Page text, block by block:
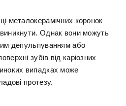
металокерамічних коронок
Однак вони можуть
депульпуванням або
зубів від каріозних
випадках може
протезу.